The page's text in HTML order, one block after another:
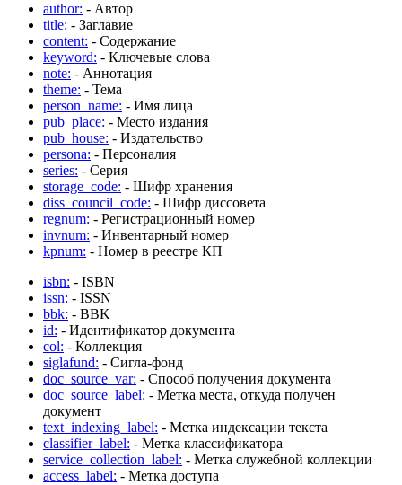
author: - Автор
title: - Заглавие
content: - Содержание
keyword: - Ключевые слова
note: - Аннотация
theme: - Тема
person_name: - Имя лица
pub_place: - Место издания
pub_house: - Издательство
persona: - Персоналия
series: - Серия
storage_code: - Шифр хранения
diss_council_code: - Шифр диссовета
regnum: - Регистрационный номер
invnum: - Инвентарный номер
kpnum: - Номер в реестре КП
isbn: - ISBN
issn: - ISSN
bbk: - BBK
id: - Идентификатор документа
col: - Коллекция
siglafund: - Сигла-фонд
doc_source_var: - Способ получения документа
doc_source_label: - Метка места, откуда получен
документ
text_indexing_label: - Метка индексации текста
classifier_label: - Метка классификатора
service_collection_label: - Метка служебной коллекции
access_label: - Метка доступа